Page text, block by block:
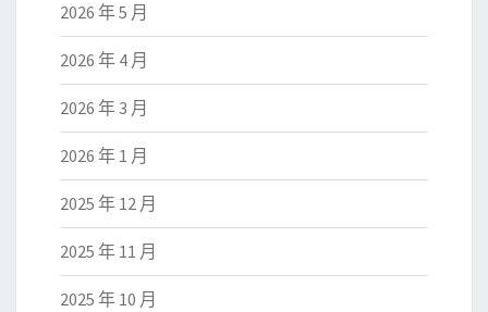
2026 年 5 月
2026 年 4 月
2026 年 3 月
2026 年 1 月
2025 年 12 月
2025 年 11 月
2025 年 10 月